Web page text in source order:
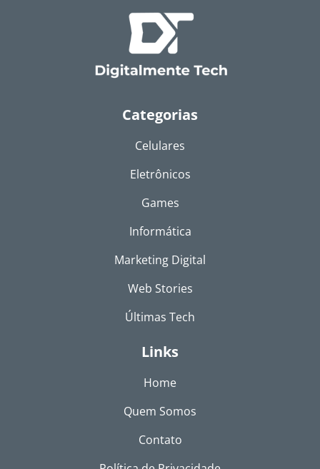
Categorias
Celulares
Eletrônicos
Games
Informática
Marketing Digital
Web Stories
Últimas Tech
Links
Home
Quem Somos
Contato